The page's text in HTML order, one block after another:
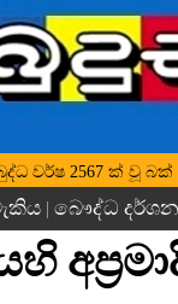
බුද්ධ වර්ෂ 2567 ක් වූ
| බෞද්ධ